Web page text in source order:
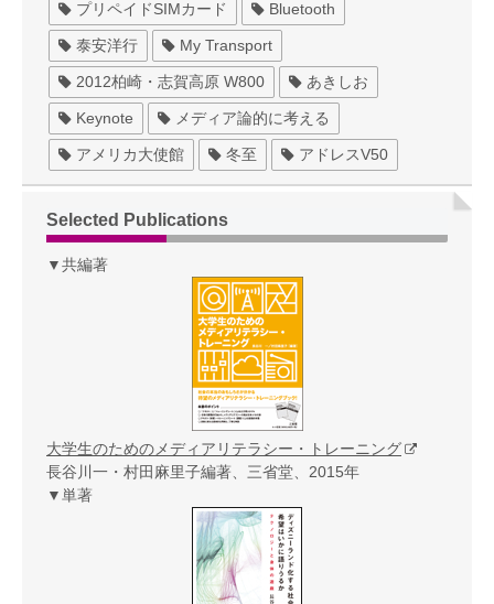
プリペイドSIMカード Bluetooth
泰安洋行 My Transport
2012柏崎・志賀高原 W800 あきしお
Keynote メディア論的に考える
アメリカ大使館 冬至 アドレスV50
Selected Publications
▼共編著
大学生のためのメディアリテラシー・トレーニング
長谷川一・村田麻里子編著、三省堂、2015年
▼単著